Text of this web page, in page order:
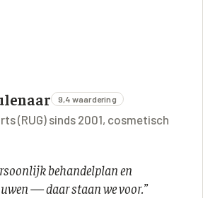
9,4 waardering
(RUG) sinds 2001, cosmetisch
behandelplan en
— daar staan we voor.”